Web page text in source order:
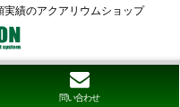
績のアクアリウムショップ
問い合わせ